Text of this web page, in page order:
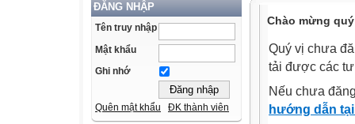
ĐĂNG NHẬP
Tên truy nhập
Mật khẩu
Ghi nhớ
Quên mật khẩu ĐK thành viên
Chào mừng
Quý vị chưa
tải được các
Nếu chưa
hướng dẫn